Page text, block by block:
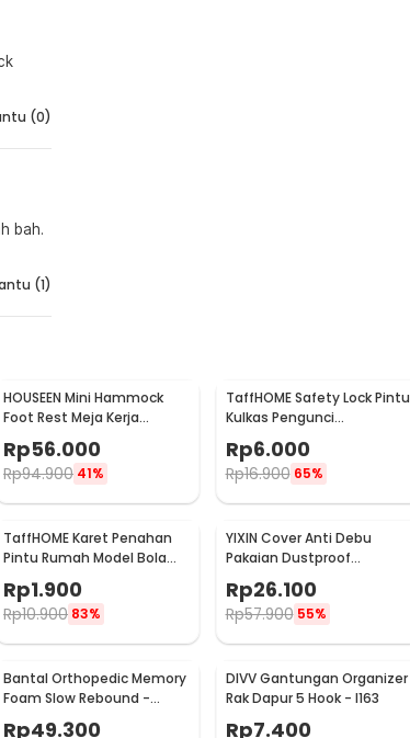
(0)
(1)
HOUSEEN Mini Hammock
Foot Rest Meja Kerja
Ergonomis Sandaran Kaki
Rp56.000
Rp94.900 41%
TaffHOME Safety Lock Pintu
Kulkas Pengunci
Tambahan Tempel - S1843
Rp6.000
Rp16.900 65%
TaffHOME Karet Penahan
Pintu Rumah Model Bola
Rp1.900
Rp10.900 83%
YIXIN Cover Anti Debu
Pakaian Dustproof
Organizer 60x30x110cm -
PEVA
Rp26.100
Rp57.900 55%
Bantal Orthopedic Memory
Foam Slow Rebound -
Rp49.300
DIVV Gantungan Organizer
Rak Dapur 5 Hook - I163
Rp7.400